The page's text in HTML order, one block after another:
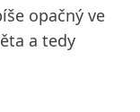
opačný ve
a tedy